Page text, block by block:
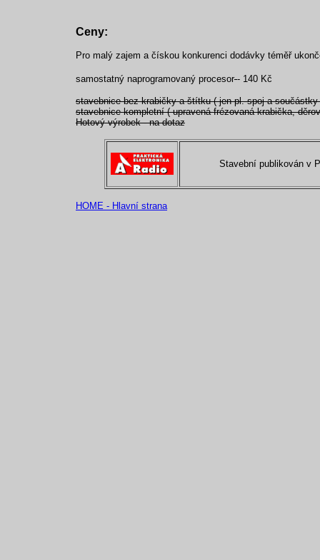
Ceny:
Pro malý zajem a čískou konkurenci dodávky téměř
samostatný naprogramovaný procesor - 140 Kč
stavebnice bez krabičky a štítku ( jen pl. spoj a
stavebnice kompletní ( upravená frézovaná krabička,
Hotový výrobek - na dotaz
Stavební publikován v
HOME - Hlavní strana